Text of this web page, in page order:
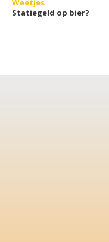
Statiegeld op bier?